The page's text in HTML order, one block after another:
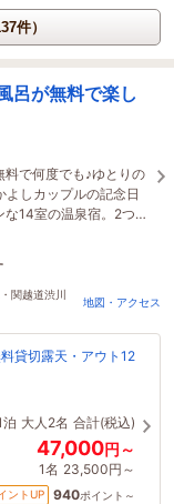
件）
呂が無料で楽し
料で何度でも♪ゆとりの
よしカップルの記念日
14室の温泉宿。2つの
風呂が楽しめる。
関越道渋川
地図・アクセス
貸切露天・アウト12
泊 大人2名 合計(税込)
47,000円～
1名 23,500円～
ントUP 940ポイント～